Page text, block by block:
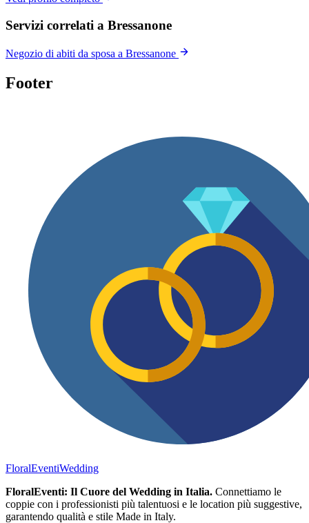
Servizi correlati a Bressanone
Negozio di abiti da sposa a Bressanone
Footer
FloralEventiWedding
FloralEventi: Il Cuore del Wedding in Italia. Connettiamo le
coppie con i professionisti più talentuosi e le location più suggestive,
garantendo qualità e stile Made in Italy.